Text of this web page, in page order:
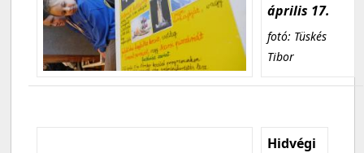
április 17.
fotó: Tüskés
Tibor
Hidvégi